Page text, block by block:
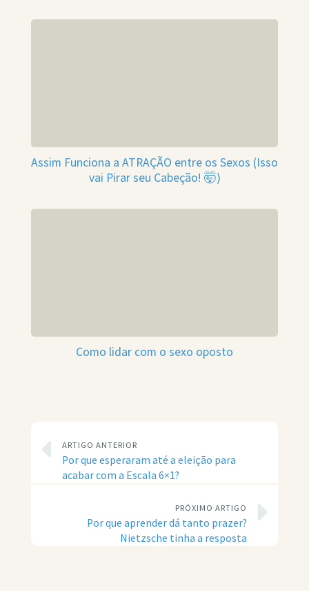
Assim Funciona a ATRAÇÃO entre os Sexos (Isso
vai Pirar seu Cabeção! 🤯)
Como lidar com o sexo oposto
ARTIGO ANTERIOR
Por que esperaram até a eleição para
acabar com a Escala 6×1?
PRÓXIMO ARTIGO
Por que aprender dá tanto prazer?
Nietzsche tinha a resposta